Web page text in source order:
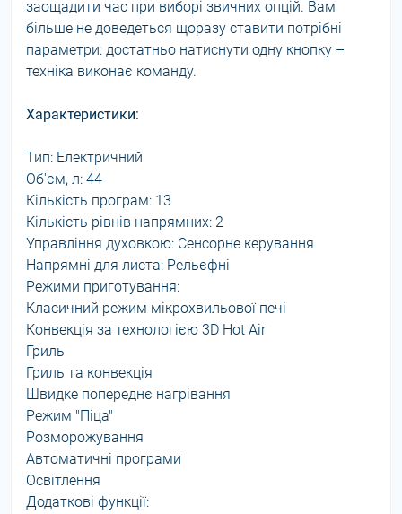
заощадити час при виборі звичних опцій. Вам
більше не доведеться щоразу ставити потрібні
параметри: достатньо натиснути одну кнопку –
техніка виконає команду.
Характеристики:
Тип: Електричний
Об'єм, л: 44
Кількість програм: 13
Кількість рівнів напрямних: 2
Управління духовкою: Сенсорне керування
Напрямні для листа: Рельєфні
Режими приготування:
Класичний режим мікрохвильової печі
Конвекція за технологією 3D Hot Air
Гриль
Гриль та конвекція
Швидке попереднє нагрівання
Режим "Піца"
Розморожування
Автоматичні програми
Освітлення
Додаткові функції: